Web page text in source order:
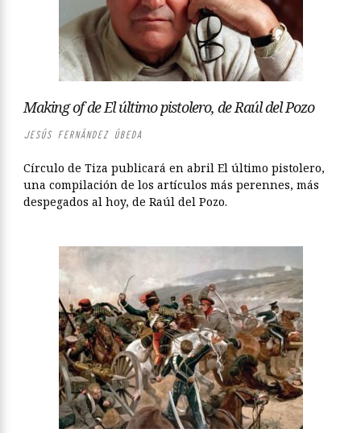
Making of de El último pistolero, de Raúl del Pozo
JESÚS FERNÁNDEZ ÚBEDA
Círculo de Tiza publicará en abril El último pistolero,
una compilación de los artículos más perennes, más
despegados al hoy, de Raúl del Pozo.